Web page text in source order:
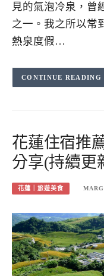
見的氣泡冷泉，曾
之一。我之所以常
熱泉度假…
CONTINUE READING
花蓮住宿推
分享(持續更
花蓮｜旅遊美食